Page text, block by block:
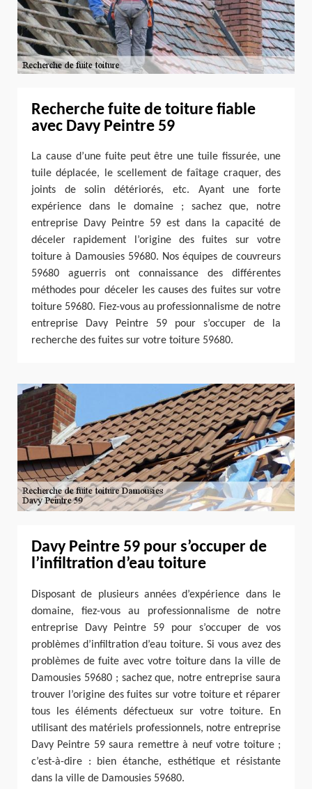
Recherche fuite de toiture fiable
avec Davy Peintre 59
La cause d’une fuite peut être une tuile fissurée, une
tuile déplacée, le scellement de faîtage craquer, des
joints de solin détériorés, etc. Ayant une forte
expérience dans le domaine ; sachez que, notre
entreprise Davy Peintre 59 est dans la capacité de
déceler rapidement l’origine des fuites sur votre
toiture à Damousies 59680. Nos équipes de couvreurs
59680 aguerris ont connaissance des différentes
méthodes pour déceler les causes des fuites sur votre
toiture 59680. Fiez-vous au professionnalisme de notre
entreprise Davy Peintre 59 pour s’occuper de la
recherche des fuites sur votre toiture 59680.
Davy Peintre 59 pour s’occuper de
l’infiltration d’eau toiture
Disposant de plusieurs années d’expérience dans le
domaine, fiez-vous au professionnalisme de notre
entreprise Davy Peintre 59 pour s’occuper de vos
problèmes d’infiltration d’eau toiture. Si vous avez des
problèmes de fuite avec votre toiture dans la ville de
Damousies 59680 ; sachez que, notre entreprise saura
trouver l’origine des fuites sur votre toiture et réparer
tous les éléments défectueux sur votre toiture. En
utilisant des matériels professionnels, notre entreprise
Davy Peintre 59 saura remettre à neuf votre toiture ;
c’est-à-dire : bien étanche, esthétique et résistante
dans la ville de Damousies 59680.